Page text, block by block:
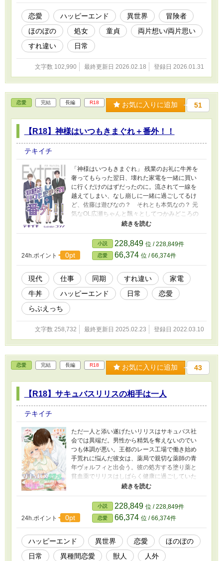
と苦労性で生き方が若干不器用だけど真面目で
誠実な青年の両片想い冒険譚。 ※ムーンライト
ノベルズ・エブリスタでも公開しています。
恋愛 ハッピーエンド 異世界
冒険者
ほのぼの
処女 童貞
両片想い/両片思い
すれ違い
日常
文字数 102,990 最終更新日 2026.02.18 登録日 2026.01.31
恋愛 完結 長編 R18 お気に入りに追加 51
【R18】神様はいつもきまぐれ＋番外！！
テキイチ
「神様はいつもきまぐれ」 残業のお礼に牛丼を
奢ってもらった翌日、壊れた家電を一緒に買い
に行くだけのはずだったのに。流されて一線を
越えてしまい、なし崩しに一緒に過ごしてるけ
ど、佐藤は遊びなの？ それとも本気なの？ 元
気なOL広瀬ちゃんと飄々としてつかみどころの
ない同期の営業佐藤くんの話。 「番外！！」
の登場人物達が繰り広げる連作短編集です。番
外と言いながら本編よりもはるかに長い22万字
強あります（『煙草を買いに』は5555文字・
『神様はいつもきまぐれ』は34567文字で
す）。余談が本論。 ※ムーンライトノベルズ、
エブリスタでも公開しています。 ※表紙の素敵
な絵はコンノ様（@hasunorenkon）にお願いし
24h.ポイント 0pt
小説 228,849 位 / 228,849件
恋愛 66,374 位 / 66,374件
現代 仕事 同期 すれ違い
家電
牛丼
ハッピーエンド 日常
恋愛
らぶえっち
文字数 258,732 最終更新日 2025.02.23 登録日 2022.03.10
恋愛 完結 長編 R18 お気に入りに追加 43
【R18】サキュバスリリスの相手は一人
テキイチ
ただ一人と添い遂げたいリリスはサキュバス社
会では異端だ。男性から精気を奪えないのでい
つも体調が悪い。王都のレース工場で働き始め
手荒れに悩んだ彼女は、薬局で親切な薬師の青
年ヴォルフィと出会う。彼の処方する塗り薬と
貧血薬でリリスはしばらく健康に過ごしていた
が、ある日飢餓感に耐えられなくなりヴォルフ
の提供を申し出てくれたが、ヴォルフィ一人を
相手に精気を奪い続ける心苦しさと、彼が自分
をどう思っているかがわからない切なさに、リ
リスは思い悩む。愛情か食欲か性欲か理性か本
能か、本当の自分はどこにいる？ ほのぼの異
種間受給恋愛譚。 ※ムーンライトノベルズ、エ
ブリスタでも公開しています。 ※表紙の素敵な
24h.ポイント 0pt
小説 228,849 位 / 228,849件
恋愛 66,374 位 / 66,374件
ハッピーエンド 異世界 恋愛
ほのぼの
日常
異種間恋愛 獣人
人外